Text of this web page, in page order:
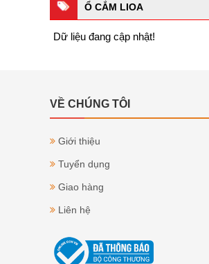
Ổ CẮM LIOA
Dữ liệu đang cập nhật!
VỀ CHÚNG TÔI
Giới thiệu
Tuyển dụng
Giao hàng
Liên hệ